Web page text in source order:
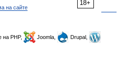
18+
на сайте
на PHP, Joomla,
Drupal,